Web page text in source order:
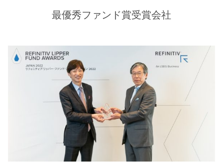
最優秀ファンド賞受賞会社